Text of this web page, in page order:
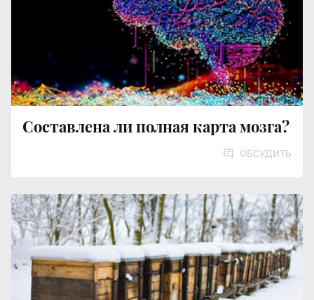
Составлена ли полная карта мозга?
ОБСУДИТЬ